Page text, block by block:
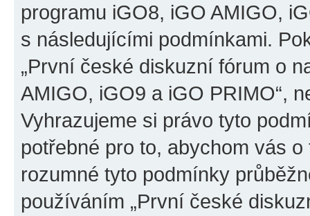
programu iGO8, iGO AMIGO,
s následujícími podmínkami.
„První české diskuzní fórum o
AMIGO, iGO9 a iGO PRIMO“,
Vyhrazujeme si právo tyto
potřebné pro to, abychom vás
rozumné tyto podmínky
používáním „První české